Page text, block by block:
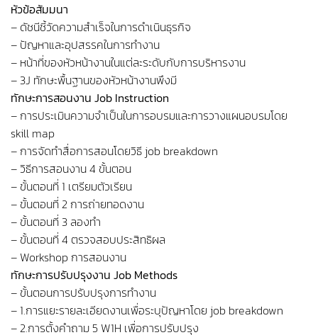
หัวข้อสัมมนา
– ดัชนีชี้วัดความสำเร็จในการดำเนินธุรกิจ
– ปัญหาและอุปสรรคในการทำงาน
– หน้าที่ของหัวหน้างานในแต่ละระดับกับการบริหารงาน
– 3J ทักษะพื้นฐานของหัวหน้างานพึงมี
ทักษะการสอนงาน Job Instruction
– การประเมินความจำเป็นในการอบรมและการวางแผนอบรมโดย
skill map
– การจัดทำสื่อการสอนโดยวิธี job breakdown
– วิธีการสอนงาน 4 ขั้นตอน
– ขั้นตอนที่ 1 เตรียมตัวเรียน
– ขั้นตอนที่ 2 การถ่ายทอดงาน
– ขั้นตอนที่ 3 ลองทำ
– ขั้นตอนที่ 4 ตรวจสอบประสิทธิผล
– Workshop การสอนงาน
ทักษะการปรับปรุงงาน Job Methods
– ขั้นตอนการปรับปรุงการทำงาน
– 1.การแยะรายละเอียดงานเพื่อระบุปัญหาโดย job breakdown
– 2.การตั้งคำถาม 5 W1H เพื่อการปรับปรุง